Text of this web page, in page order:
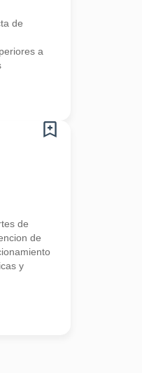
de
a
de
de
y